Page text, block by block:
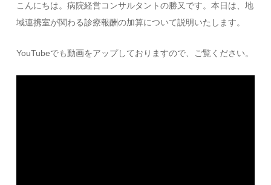
こんにちは。病院経営コンサルタントの勝又です。本日は、地
域連携室が関わる診療報酬の加算について説明いたします。
YouTubeでも動画をアップしておりますので、ご覧ください。